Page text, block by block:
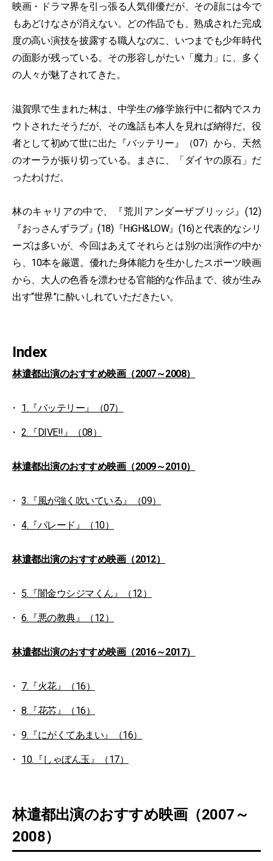
映画・ドラマ界を引っ張る人気俳優だが、その顔には今で
もあどけなさが消えない。どの作品でも、熟成された完成
度の高い演技を披露する職人なのに、いつまでも少年時代
の面影が残っている。その形容しがたい「魔力」に、多く
の人々が魅了されてきた。
滋賀県で生まれた林は、中学生の修学旅行中に都内でスカ
ウトされたそうだが、その逸話も本人を見れば納得だ。役
者として初めて世に出た『バッテリー』（07）から、天然
のオーラが振り切っている。まさに、「ダイヤの原石」だ
ったわけだ。
林のキャリアの中で、『荒川アンダーザブリッジ』(12)
『おっさんずラブ』(18)『HiGH&LOW』(16)と代表的なシリ
ーズは多いが、今回はあえてそれらとは別の出演作の中か
ら、10本を厳選。優れた身体能力を生かしたスポーツ映画
から、大人の色香を漂わせる官能的な作品まで、彼が生み
出す“世界”に酔いしれていただきたい。
Index
林遣都出演のおすすめ映画（2007～2008）
1.『バッテリー』（07）
2.『DIVE!!』（08）
林遣都出演のおすすめ映画（2009～2010）
3.『風が強く吹いている』（09）
4.『パレード』（10）
林遣都出演のおすすめ映画（2012）
5.『闇金ウシジマくん』（12）
6.『悪の教典』（12）
林遣都出演のおすすめ映画（2016～2017）
7.『火花』（16）
8.『花芯』（16）
9.『にがくてあまい』（16）
10.『しゃぼん玉』（17）
林遣都出演のおすすめ映画（2007～
2008）